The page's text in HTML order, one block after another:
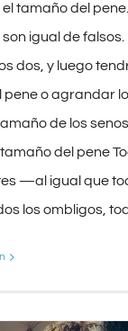
el tamaño del
igual de falsos.
dos, y luego
o agrandar
de los
del pene
—al igual que
los ombligos,